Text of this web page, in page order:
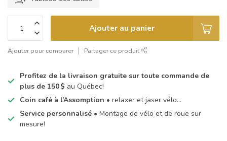
Ajouter au panier
Ajouter pour comparer Partager ce produit
Profitez de la livraison gratuite sur toute commande de
plus de 150 $ au Québec!
Coin café à l’Assomption • relaxer et jaser vélo…
Service personnalisé • Montage de vélo et de roue sur
mesure!